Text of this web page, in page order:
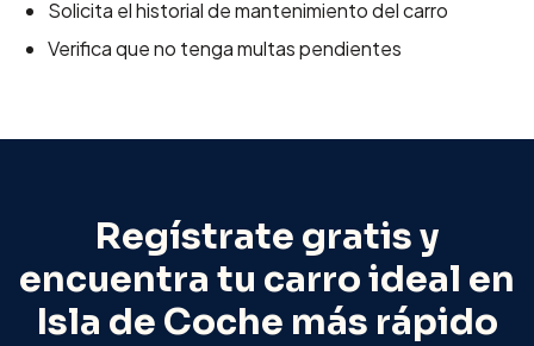
Solicita el historial de mantenimiento del carro
Verifica que no tenga multas pendientes
Regístrate gratis y
encuentra tu carro ideal en
Isla de Coche más rápido